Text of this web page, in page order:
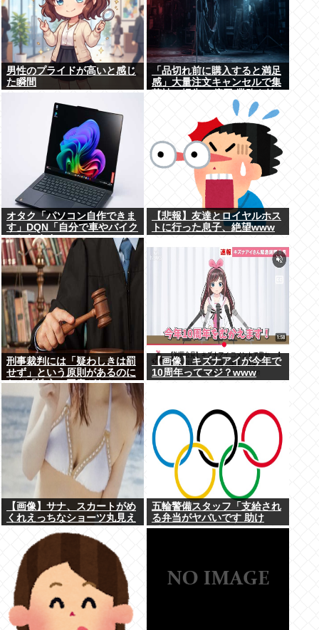
男性のプライドが高いと感じ
た瞬間
「品切れ前に購入すると満足
感」大量注文キャンセルで集
害した疑いで32歳女を逮捕
オタク「パソコン自作できま
す」DQN「自分で車やバイク
いじれます」
【悲報】友達とロイヤルホス
トに行った息子、絶望www
刑事裁判には「疑わしきは罰
せず」という原則があるのに
なぜ「性交の同意がなかっ
た」という確かめようが無い
もので有罪になるの？
【画像】キズナアイが今年で
10周年ってマジ？www
【画像】サナ、スカートがめ
くれえっちなショーツ丸見え
五輪警備スタッフ「支給され
る弁当がヤバいです 助け
て…」